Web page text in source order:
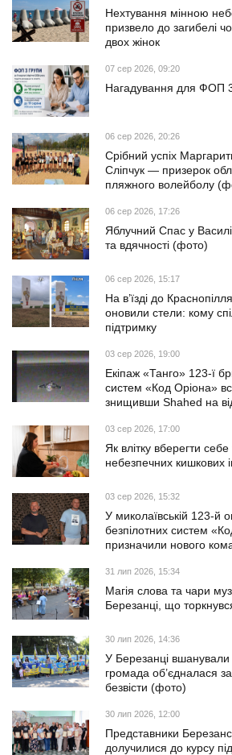
Нехтування мінною
призвело до загибелі
двох жінок
07 сер 2026, 09:20
Нагадування для ФОП
06 сер 2026, 20:26
Срібний успіх
Сліпчук — призерок
пляжного волейболу
06 сер 2026, 17:26
Яблучний Спас у
та вдячності (фото)
06 сер 2026, 15:17
На в’їзді до
оновили стели: кому
підтримку
03 сер 2026, 19:00
Екіпаж «Танго» 123-ї
систем «Код Оріона»
знищивши Shahed на
03 сер 2026, 17:00
Як влітку вберегти себе
небезпечних кишкових
03 сер 2026, 15:32
У миколаївській 123-й
безпілотних систем
призначили нового
31 лип 2026, 15:34
Магія слова та чари
Березанці, що
30 лип 2026, 14:36
У Березанці вшанували
громада об’єдналася
безвісти (фото)
30 лип 2026, 12:00
Представники
долучилися до курсу